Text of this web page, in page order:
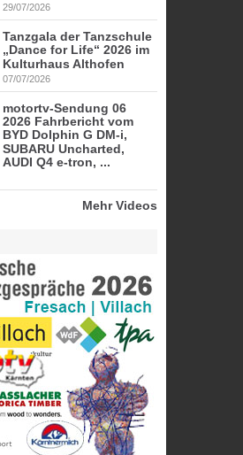
29/07/2026
Tanzgala der Tanzschule
„Dance for Life“ 2026 im
Kulturhaus Althofen
07/07/2026
motortv-Sendung 06
2026 Fahrbericht vom
BYD Dolphin G DM-i,
SUBARU Uncharted,
AUDI Q4 e-tron, ...
Mehr Videos